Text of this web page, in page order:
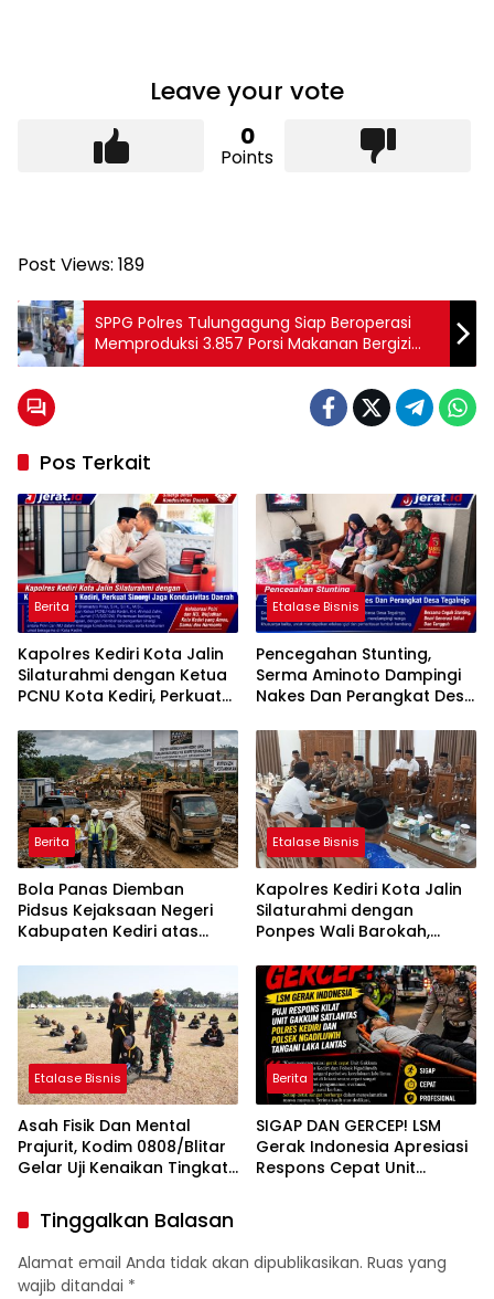
Leave your vote
0
Points
Post Views: 189
SPPG Polres Tulungagung Siap Beroperasi
Memproduksi 3.857 Porsi Makanan Bergizi
Tiap Hari
Pos Terkait
Berita
Kapolres Kediri Kota Jalin
Silaturahmi dengan Ketua
PCNU Kota Kediri, Perkuat
Daerah
Etalase Bisnis
Pencegahan Stunting,
Serma Aminoto Dampingi
Nakes Dan Perangkat Desa
Berita
Bola Panas Diemban
Pidsus Kejaksaan Negeri
Kabupaten Kediri atas
Penggunaan Material
Ilegal Proyek Tol Kediri
Oleh PT. HASTARI JAYA
SENTOSA
Etalase Bisnis
Kapolres Kediri Kota Jalin
Silaturahmi dengan
Ponpes Wali Barokah,
Ulama
Etalase Bisnis
Asah Fisik Dan Mental
Prajurit, Kodim 0808/Blitar
Gelar Uji Kenaikan Tingkat
Berita
SIGAP DAN GERCEP! LSM
Gerak Indonesia Apresiasi
Respons Cepat Unit
Penanganan Kecelakaan
Lalu Lintas
Tinggalkan Balasan
Alamat email Anda tidak akan dipublikasikan. Ruas yang
wajib ditandai *